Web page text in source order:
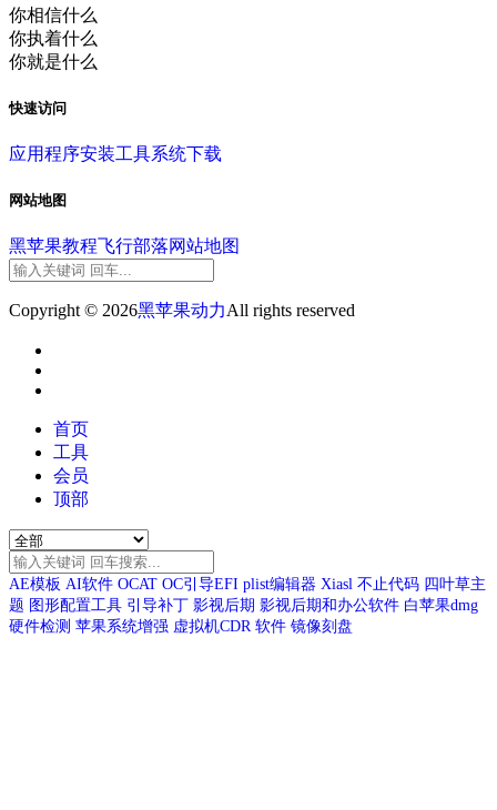
你相信什么
你执着什么
你就是什么
快速访问
应用程序安装工具系统下载
网站地图
黑苹果教程飞行部落网站地图
Copyright © 2026黑苹果动力All rights reserved
首页
工具
会员
顶部
AE模板 AI软件 OCAT OC引导EFI plist编辑器 Xiasl 不止代码 四叶草主
题 图形配置工具 引导补丁 影视后期 影视后期和办公软件 白苹果dmg
硬件检测 苹果系统增强 虚拟机CDR 软件 镜像刻盘